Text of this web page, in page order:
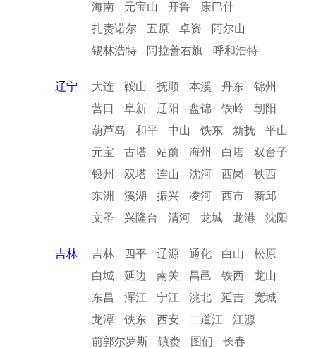
海南
元宝山 开鲁
康巴什
扎赉诺尔
五原 卓资
阿尔山
锡林浩特
阿拉善右旗 呼和浩特
辽宁 大连 鞍山 抚顺 本溪 丹东
锦州
营口
阜新 辽阳 盘锦 铁岭
朝阳
葫芦岛
和平 中山 铁东 新抚
平山
元宝
古塔 站前 海州 白塔
双台子
银州
双塔 连山 沈河 西岗
铁西
东洲
溪湖 振兴 凌河 西市
新邱
文圣
兴隆台 清河 龙城 龙港 沈阳
吉林 吉林 四平 辽源 通化 白山
松原
白城
延边 南关 昌邑 铁西
龙山
东昌
浑江 宁江 洮北 延吉
宽城
龙潭
铁东 西安 二道江
江源
前郭尔罗斯
镇赉 图们 长春